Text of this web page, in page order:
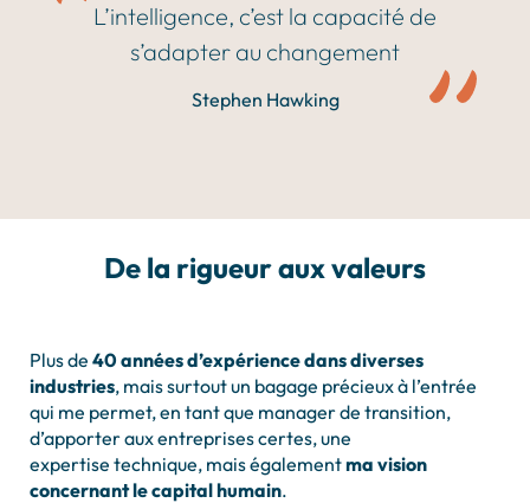
L’intelligence, c’est la capacité de
s’adapter au changement
Stephen Hawking
De la rigueur aux valeurs
Plus de 40 années d’expérience dans diverses
industries, mais surtout un bagage précieux à l’entrée
qui me permet, en tant que manager de transition,
d’apporter aux entreprises certes, une
expertise technique, mais égalementma vision
concernant le capital humain.